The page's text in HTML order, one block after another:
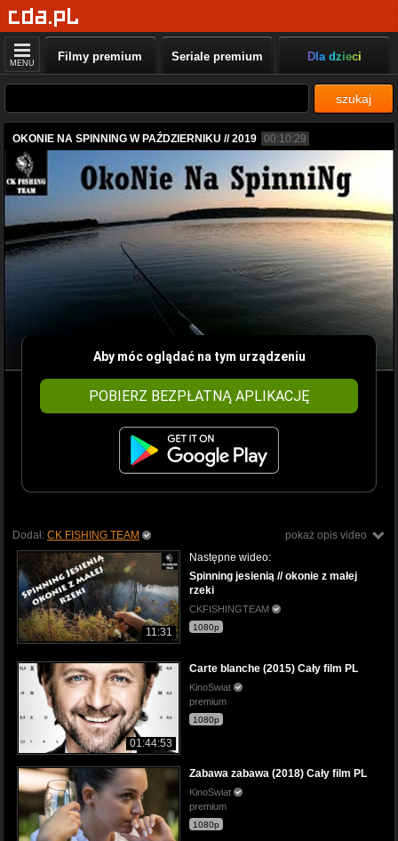
MENU Filmy premium Seriale premium Dla dzieci
szukaj
OKONIE NA SPINNING W PAŹDZIERNIKU // 2019 00:10:29
Aby móc oglądać na tym urządzeniu
POBIERZ BEZPŁATNĄ APLIKACJĘ
pokaż opis video
Dodał: CK FISHING TEAM
11:31
Następne wideo:
Spinning jesienią // okonie z małej
rzeki
CKFISHINGTEAM
1080p
01:44:53
Carte blanche (2015) Cały film PL
KinoSwiat
premium
1080p
Zabawa zabawa (2018) Cały film PL
KinoSwiat
premium
1080p